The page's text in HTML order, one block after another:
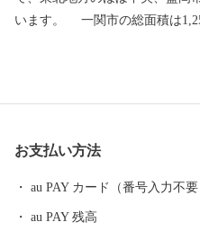
います。 一関市の総面積は
在）で、人口は岩手県で３番目
は、廃藩置県によって、胆沢県
合併、平成23年９月に編入合併し
お支払い方法
au PAY カード（番号入力不要
au PAY 残高